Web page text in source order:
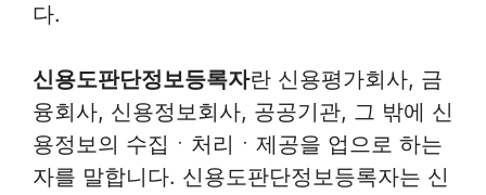
다.
신용도판단정보등록자란 신용평가회사, 금
융회사, 신용정보회사, 공공기관, 그 밖에 신
용정보의 수집ㆍ처리ㆍ제공을 업으로 하는
자를 말합니다. 신용도판단정보등록자는 신